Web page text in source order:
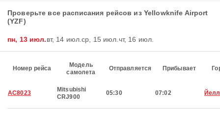
Проверьте все расписания рейсов из Yellowknife Airport
(YZF)
пн, 13 июл.вт, 14 июл.ср, 15 июл. чт, 16 июл.
Номер рейса
Модель
самолета
Отправляется Прибывает
AC8023
Mitsubishi
CRJ900
05:30 07:02